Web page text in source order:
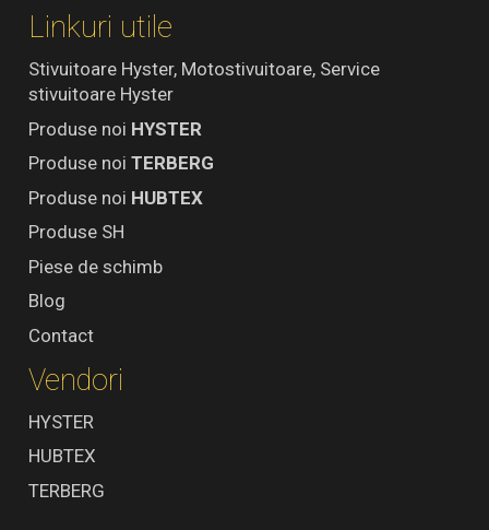
Linkuri utile
Stivuitoare Hyster, Motostivuitoare, Service
stivuitoare Hyster
Produse noi HYSTER
Produse noi TERBERG
Produse noi HUBTEX
Produse SH
Piese de schimb
Blog
Contact
Vendori
HYSTER
HUBTEX
TERBERG